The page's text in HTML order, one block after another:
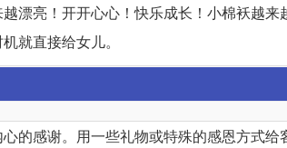
漂亮！开开心心！快乐成长！小棉袄越
就直接给女儿。
的感谢。用一些礼物或特殊的感恩方式